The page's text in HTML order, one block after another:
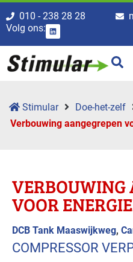
010 - 238 28 28
Volg ons:
Stimular
Doe-het-zelf
Verbouwing aangegrepen
VERBOUWING
VOOR
DCB Tank Maaswijkweg,
COMPRESSOR